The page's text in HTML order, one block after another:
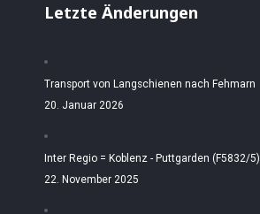
Letzte Änderungen
Transport von Langschienen nach Fehmarn
20. Januar 2026
Inter Regio = Koblenz - Puttgarden (F5832/5)
22. November 2025